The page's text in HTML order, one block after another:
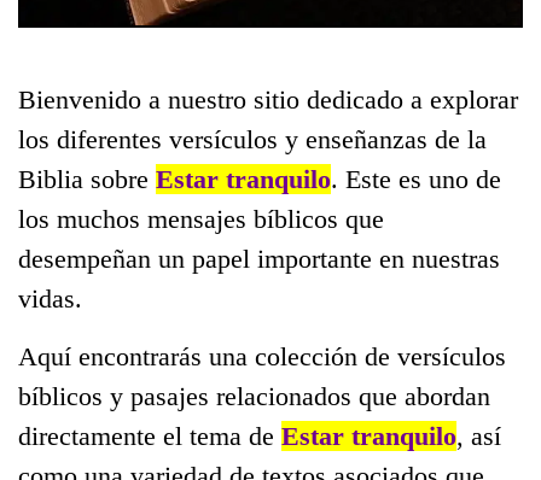
Bienvenido a nuestro sitio dedicado a explorar
los diferentes versículos y enseñanzas de la
Biblia sobre Estar tranquilo. Este es uno de
los muchos mensajes bíblicos que
desempeñan un papel importante en nuestras
vidas.
Aquí encontrarás una colección de versículos
bíblicos y pasajes relacionados que abordan
directamente el tema de Estar tranquilo, así